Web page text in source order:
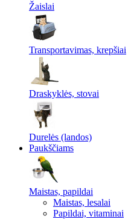
Žaislai
Transportavimas, krepšiai
Draskyklės, stovai
Durelės (landos)
Paukščiams
Maistas, papildai
Maistas, lesalai
Papildai, vitaminai